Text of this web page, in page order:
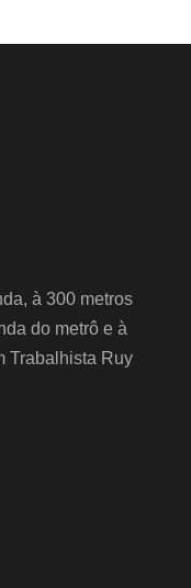
à 300 metros
do metrô e à
Trabalhista Ruy